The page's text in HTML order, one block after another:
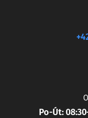
Po-Út: